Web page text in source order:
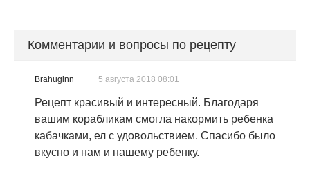
Комментарии и вопросы по рецепту
Brahuginn 5 августа 2018 08:01
Рецепт красивый и интересный. Благодаря
вашим корабликам смогла накормить ребенка
кабачками, ел с удовольствием. Спасибо было
вкусно и нам и нашему ребенку.